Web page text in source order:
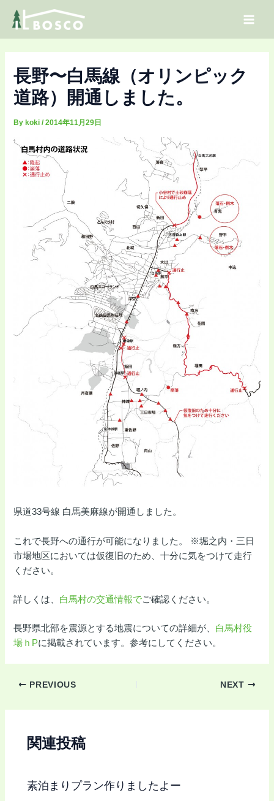
ス
Main
長野〜白馬線（オリンピック
道路）開通しました。
By koki/2014年11月29日
県道33号線 白馬美麻線が開通しました。
これで長野への通行が可能になりました。 ※堀之内・三日
市場地区においては仮復旧のため、十分に気をつけて走行
ください。
詳しくは、 白馬村の交通情報でご確認ください。
長野県北部を震源とする地震についての詳細が、 白馬村役
場ｈPに掲載されています。参考にしてください。
navigation
PREVIOUS NEXT
関連投稿
素泊まりプラン作りましたよー